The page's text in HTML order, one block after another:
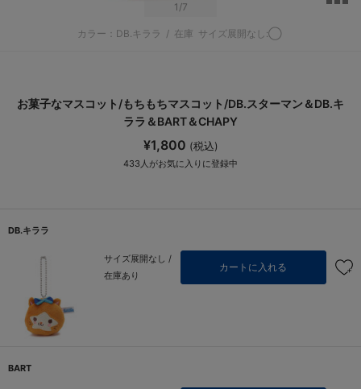
1 /7
カラー：DB.キララ / 在庫 サイズ展開なし:◯
お菓子なマスコット/もちもちマスコット/DB.スターマン＆DB.キ
ララ＆BART＆CHAPY
¥1,800 (税込)
433 人がお気に入りに登録中
DB.キララ
サイズ展開なし /
在庫あり
カートに入れる
BART